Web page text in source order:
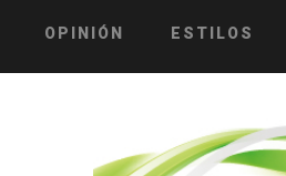
OPINIÓN ESTILOS